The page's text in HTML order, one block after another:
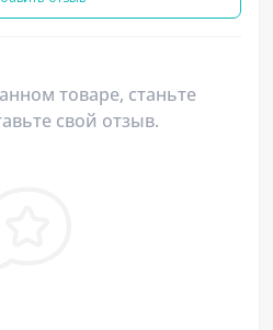
товаре, станьте
свой отзыв.